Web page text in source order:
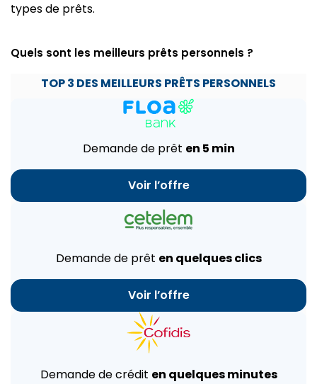
types de prêts.
Quels sont les meilleurs prêts personnels ?
TOP 3 DES MEILLEURS PRÊTS PERSONNELS
Demande de prêt en 5 min
Voir l’offre
Demande de prêt en quelques clics
Voir l’offre
Demande de crédit en quelques minutes